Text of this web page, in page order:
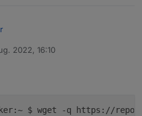
repos.influxdata.com/
by=/etc/apt/
2022, 16:10
$ wget -q https://